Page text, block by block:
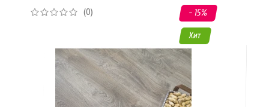
(0) - 15%
Хит